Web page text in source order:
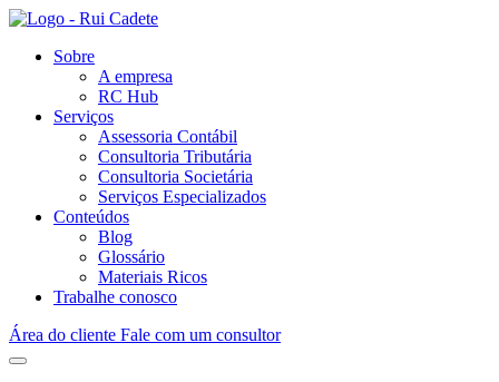
Sobre
A empresa
RC Hub
Serviços
Assessoria Contábil
Consultoria Tributária
Consultoria Societária
Serviços Especializados
Conteúdos
Blog
Glossário
Materiais Ricos
Trabalhe conosco
Área do cliente Fale com um consultor